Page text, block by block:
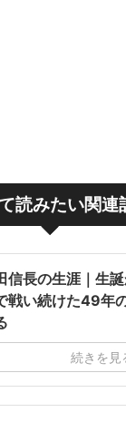
読みたい関連
信長の生涯｜生
戦い続けた49年
続きを見